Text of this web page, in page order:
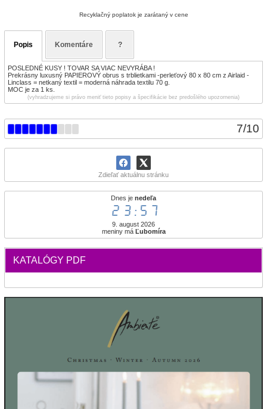
7/10
Zdieľať aktuálnu stránku
Dnes je nedeľa
23:57
9. august 2026
meniny má Ľubomíra
KATALÓGY PDF
Recyklačný poplatok je zarátaný v cene
Popis Komentáre ?
POSLEDNÉ KUSY ! TOVAR SA VIAC NEVYRÁBA !
Prekrásny luxusný PAPIEROVÝ obrus s trblietkami -perleťový 80 x 80 cm z Airlaid -
Linclass = netkaný textil = moderná náhrada textilu 70 g.
MOC je za 1 ks.
(vyhradzujeme si právo meniť tieto popisy a špecifikácie bez predošlého upozornenia)